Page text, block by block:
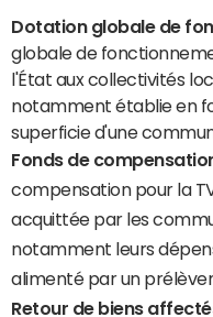
Dotation globale de
globale de
l'État aux collectivités
notamment établie en
superficie d'une
Fonds de
compensation pour la
acquittée par les
notamment leurs
alimenté par un
Retour de biens